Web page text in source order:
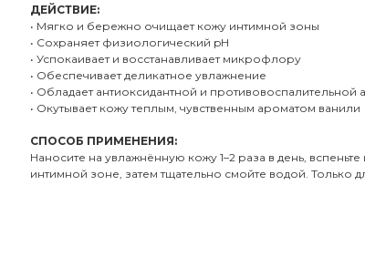
ДЕЙСТВИЕ:
• Мягко и бережно очищает кожу интимной зоны
• Сохраняет физиологический pH
• Успокаивает и восстанавливает микрофлору
• Обеспечивает деликатное увлажнение
• Обладает антиоксидантной и противовоспалительной
• Окутывает кожу теплым, чувственным ароматом ванили
СПОСОБ ПРИМЕНЕНИЯ:
Наносите на увлажнённую кожу 1–2 раза в день,
интимной зоне, затем тщательно смойте водой. Только